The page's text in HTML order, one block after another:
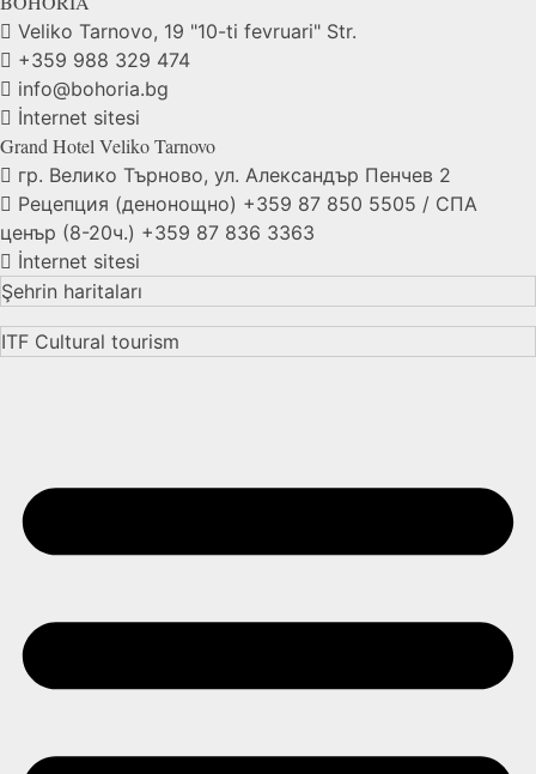
Veliko Tarnovo, 19 "10-ti fevruari" Str.
+359 988 329 474
info@bohoria.bg
İnternet sitesi
Grand Hotel VelikoTarnovo
гр. Велико Търново, ул. Александър Пенчев 2
Рецепция (денонощно) +359 87 850 5505 / СПА
ценър (8-20ч.) +359 87 836 3363
İnternet sitesi
Şehrin haritaları
ITF Cultural tourism